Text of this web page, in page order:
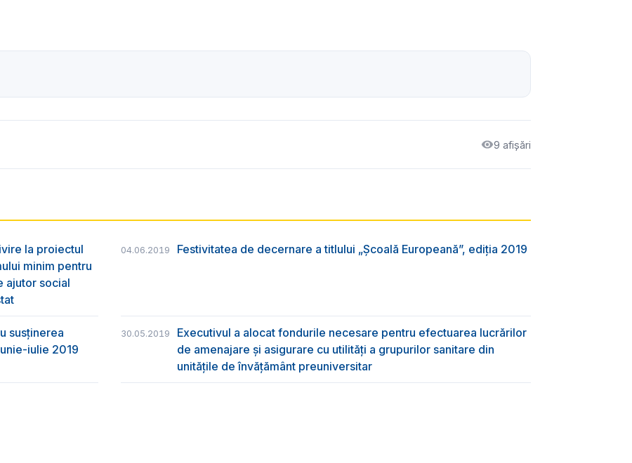
9 afișări
la proiectul
minim pentru
ajutor social
04.06.2019 Festivitatea de decernare a titlului „Şcoală Europeană”, ediția 2019
susţinerea
iulie 2019
30.05.2019
Executivul a alocat fondurile necesare pentru efectuarea lucrărilor
de amenajare și asigurare cu utilități a grupurilor sanitare din
unitățile de învățământ preuniversitar